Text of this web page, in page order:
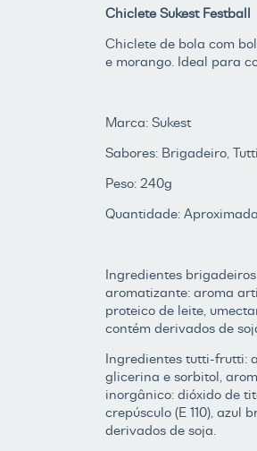
Chiclete Sukest Festball
Chiclete de bola com
e morango. Ideal para
Marca: Sukest
Sabores: Brigadeiro,
Peso: 240g
Quantidade:
Ingredientes
aromatizante: aroma
proteico de leite,
contém derivados de
Ingredientes tutti-frutti:
glicerina e sorbitol,
inorgânico: dióxido de
crepúsculo (E 110), azul
derivados de soja.